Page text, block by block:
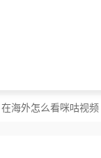
在海外怎么看咪咕视频